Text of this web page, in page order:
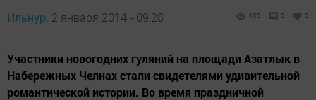
Ильнур, 2 января 2014 - 09:28 455 0 0
Участники новогодних гуляний на площади Азатлык в
Набережных Челнах стали свидетелями удивительной
романтической истории. Во время праздничной